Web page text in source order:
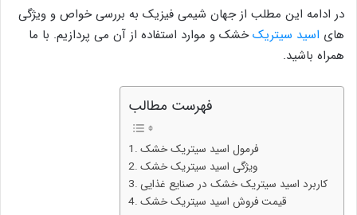
در ادامه این مطلب از جهان شیمی فیزیک به بررسی خواص و ویژگی
های اسید سیتریکخشک و موارد استفاده از آن می پردازیم. با ما
همراه باشید.
فهرست مطالب
فرمول اسید سیتریک خشک
ویژگی اسید سیتریک خشک
کاربرد اسید سیتریک خشک در صنایع غذایی
قیمت فروش اسید سیتریک خشک